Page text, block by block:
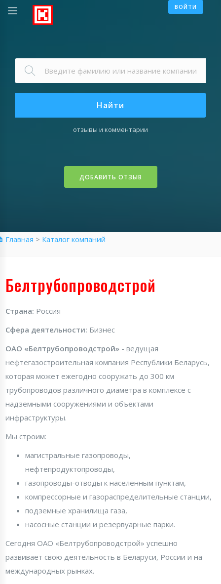
ВОЙТИ
Найти
отзывы и комментарии
ДОБАВИТЬ ОТЗЫВ
Главная > Каталог компаний
Белтрубопроводстрой
Страна: Россия
Сфера деятельности: Бизнес
ОАО «Белтрубопроводстрой» - ведущая
нефтегазостроительная компания Республики Беларусь,
которая может ежегодно сооружать до 300 км
трубопроводов различного диаметра в комплексе с
надземными сооружениями и объектами
инфраструктуры.
Мы строим:
магистральные газопроводы,
нефтепродуктопроводы,
газопроводы-отводы к населенным пунктам,
компрессорные и газораспределительные станции,
подземные хранилища газа,
насосные станции и резервуарные парки.
Сегодня ОАО «Белтрубопроводстрой» успешно
развивает свою деятельность в Беларуси, России и на
международных рынках.